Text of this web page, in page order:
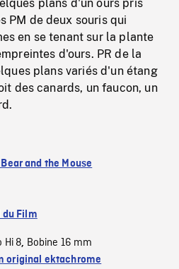
plans d'un ours pris
PM de deux souris qui
en se tenant sur la plante
d'ours. PR de la
plans variés d'un étang
des canards, un faucon, un
and the Mouse
Film
Hi 8, Bobine 16 mm
original ektachrome